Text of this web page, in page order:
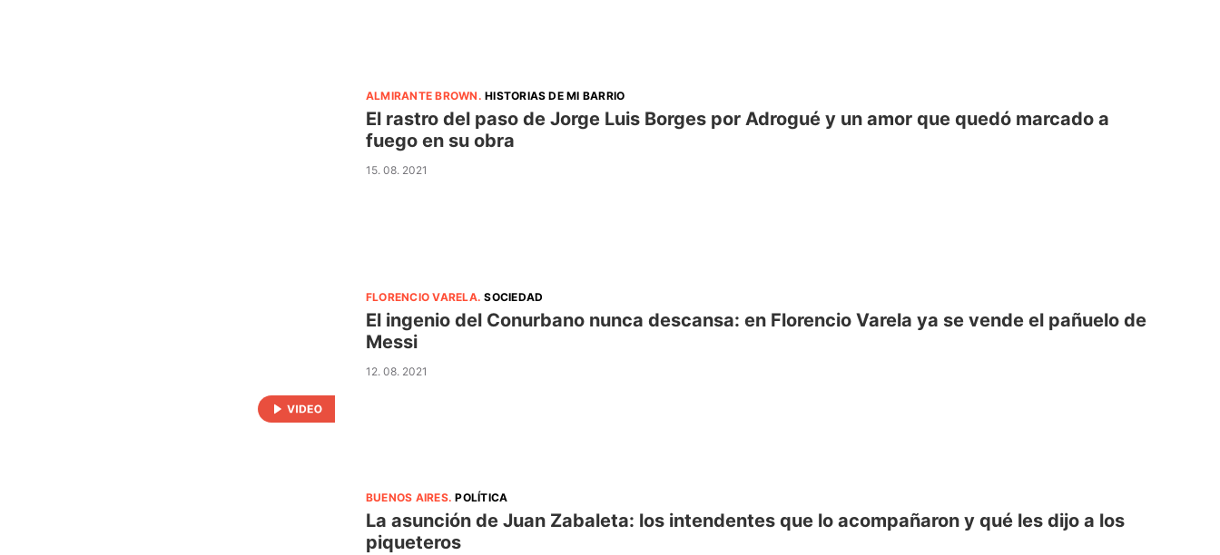
ALMIRANTE BROWN .HISTORIAS DE MI BARRIO
El rastro del paso de Jorge Luis Borges por Adrogué y un amor que quedó marcado a
fuego en su obra
15. 08. 2021
FLORENCIO VARELA.SOCIEDAD
El ingenio del Conurbano nunca descansa: en Florencio Varela ya se vende el pañuelo de
Messi
12. 08. 2021
BUENOS AIRES.POLÍTICA
La asunción de Juan Zabaleta: los intendentes que lo acompañaron y qué les dijo a los
piqueteros